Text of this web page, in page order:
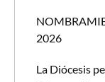
2026
La Diócesis